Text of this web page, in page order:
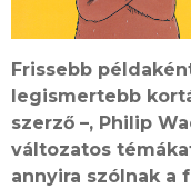
Frissebb
legismertebb
szerző –, Philip
változatos
annyira szólnak a